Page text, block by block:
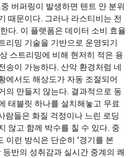
버퍼링이 발생하면 텐트 안 분위
때문이다. 그러나 라스티비는 전
다. 이 플랫폼은 데이터 소비 효율
리밍 기술을 기반으로 운영되기
스트리밍에 비해 현저히 적은 용
송이 가능하다. 산악 환경처럼 네
에서도 해상도가 자동 조절되어
의 만들지 않는다. 결과적으로 동
태블릿 하나를 설치해놓고 무료
람들은 화질 걱정이나 느린 로딩
않고 함께 박수를 칠 수 있다. 중
이런 방식은 단순히 ‘경기를 본
등반의 성취감과 실시간 중계의 쾌